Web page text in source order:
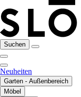
Suchen
Neuheiten
Garten - Außenbereich
Möbel